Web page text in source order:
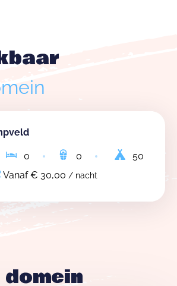
0 0
50
Vanaf € 30,00 / nacht